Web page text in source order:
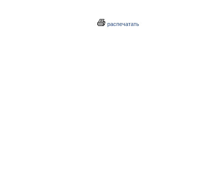
распечатать